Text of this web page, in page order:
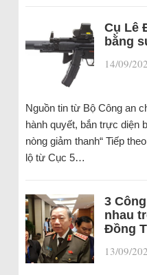
Cụ Lê
bằng
14/09/
Nguồn tin từ Bộ Công an
hành quyết, bắn trực diện
nòng giảm thanh“ Tiếp
lộ từ Cục 5…
3
nhau
Đồng
13/09/